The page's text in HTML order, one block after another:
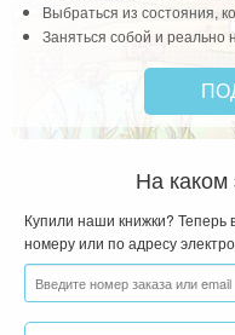
Выбраться из состояния,
Заняться собой и реально
На каком
Купили наши книжки? Теперь
номеру или по адресу